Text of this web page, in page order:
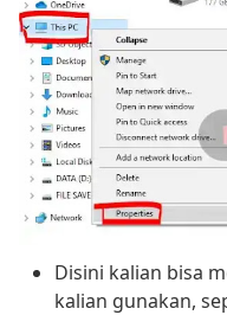
Disini kalian bisa
kalian gunakan,